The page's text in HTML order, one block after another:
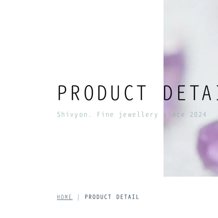
PRODUCT
Shivyon. Fine jewellery since 2024
HOME | PRODUCT DETAIL